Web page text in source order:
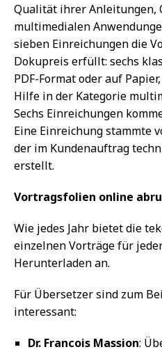
Qualität ihrer Anleitungen,
multimedialen
sieben Einreichungen die
Dokupreis erfüllt: sechs
PDF-Format oder auf
Hilfe in der Kategorie
Sechs Einreichungen
Eine Einreichung stammte
der im Kundenauftrag
erstellt.
Vortragsfolien online
Wie jedes Jahr bietet die
einzelnen Vorträge für
Herunterladen an.
Für Übersetzer sind zum
interessant:
Dr. Francois Massion: